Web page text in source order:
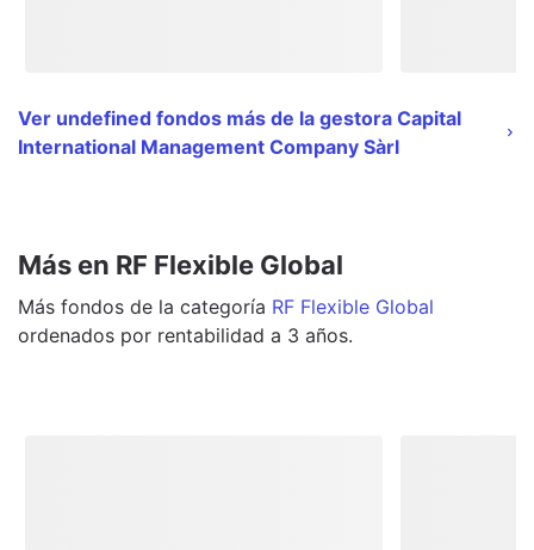
Ver undefined fondos más de la gestora Capital
International Management Company Sàrl
Más en RF Flexible Global
Más fondos de la categoría RF Flexible Global
ordenados por rentabilidad a 3 años.